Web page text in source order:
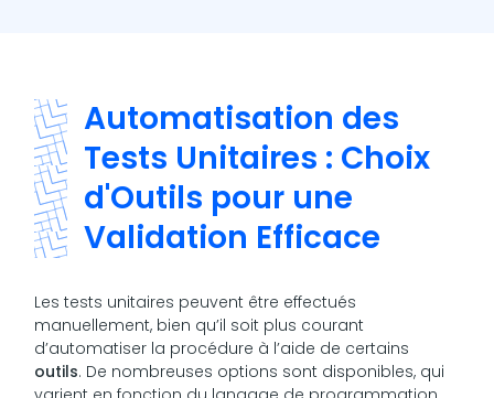
Automatisation des
Tests Unitaires : Choix
d'Outils pour une
Validation Efficace
Les tests unitaires peuvent être effectués
manuellement, bien qu’il soit plus courant
d’automatiser la procédure à l’aide de certains
outils. De nombreuses options sont disponibles, qui